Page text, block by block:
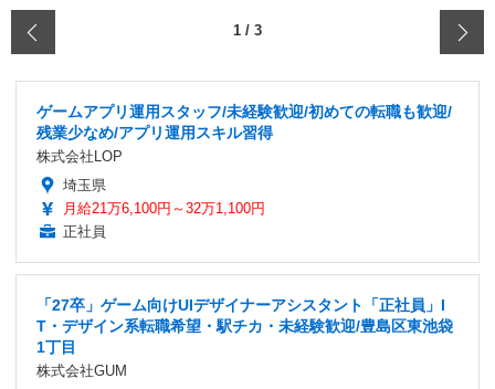
1 / 3
ゲームアプリ運用スタッフ/未経験歓迎/初めての転職も歓迎/
残業少なめ/アプリ運用スキル習得
株式会社LOP
埼玉県
月給21万6,100円～32万1,100円
正社員
「27卒」ゲーム向けUIデザイナーアシスタント「正社員」I
T・デザイン系転職希望・駅チカ・未経験歓迎/豊島区東池袋
1丁目
株式会社GUM